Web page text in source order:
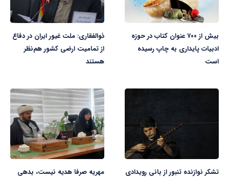
بیش از ۷۰۰ عنوان کتاب در حوزه
ادبیات پایداری به چاپ رسیده
است
ذوالفقاری: ملت غیور ایران در دفاع
از تمامیت ارضی کشور هم‌نظر
هستند
تشکر نوازنده تنبور از بانی رویدادی
مهریه صرفا هدیه نیست، بدهی